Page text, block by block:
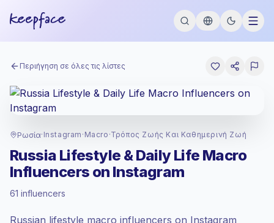
Περιήγηση σε όλες τις λίστες
Ρωσία· Instagram · Macro ·Τρόπος Ζωής Και Καθημερινή Ζωή
Russia Lifestyle & Daily Life Macro
Influencers on Instagram
61 influencers
Russian lifestyle macro influencers on Instagram
Premium αγορά
, το outreach στο RU
τιμολογείται με το premium αγορά
επιτόκιο που έθεσε το Keepface.
Macro reach (100K-1M)
ακροατήρια = περισσότερη αξία ανά